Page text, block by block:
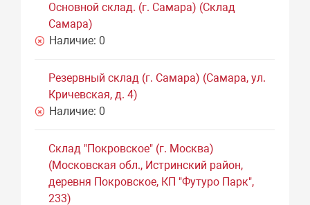
Основной склад. (г. Самара) (Склад
Самара)
Наличие: 0
Резервный склад (г. Самара) (Самара, ул.
Кричевская, д. 4)
Наличие: 0
Склад "Покровское" (г. Москва)
(Московская обл., Истринский район,
деревня Покровское, КП "Футуро Парк",
233)